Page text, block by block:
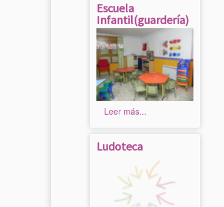
Escuela
Infantil(guardería)
Leer más...
Ludoteca